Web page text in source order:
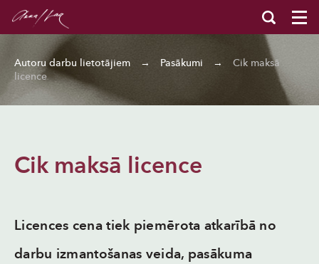
Autoru darbu lietotājiem → Pasākumi →
Cik maksā
licence
Cik maksā licence
Licences cena tiek piemērota atkarībā no
darbu izmantošanas veida, pasākuma